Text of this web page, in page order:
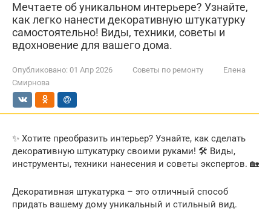
Мечтаете об уникальном интерьере? Узнайте,
как легко нанести декоративную штукатурку
самостоятельно! Виды, техники, советы и
вдохновение для вашего дома.
Опубликовано: 01 Апр 2026 Советы по ремонту
Елена
Смирнова
✨ Хотите преобразить интерьер? Узнайте, как сделать
декоративную штукатурку своими руками! 🛠️ Виды,
инструменты, техники нанесения и советы экспертов. 🏡
Декоративная штукатурка – это отличный способ
придать вашему дому уникальный и стильный вид.